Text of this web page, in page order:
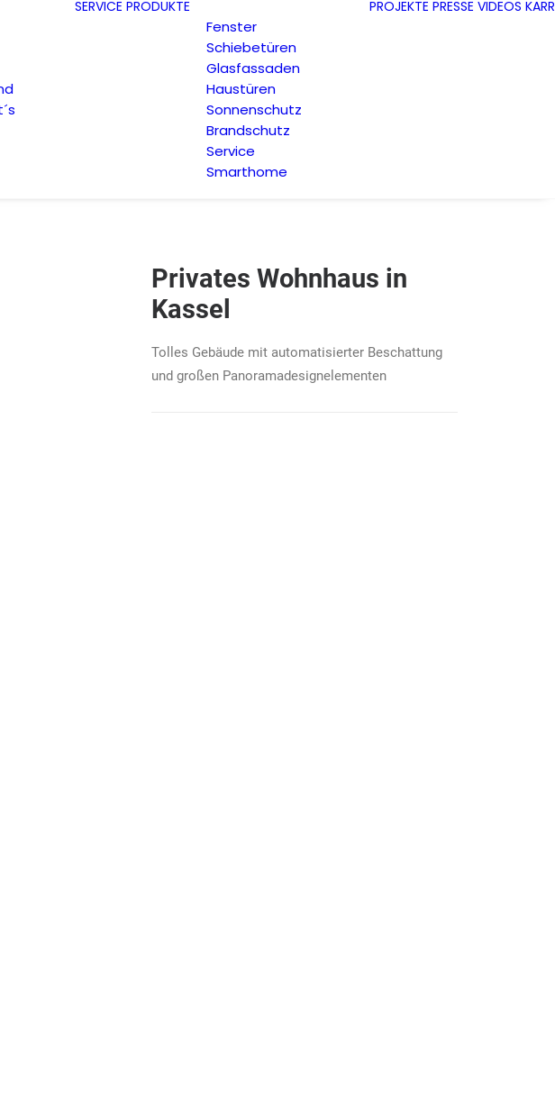
SERVICE PRODUKTE
Fenster
Schiebetüren
Glasfassaden
Haustüren
Sonnenschutz
Brandschutz
Service
Smarthome
PROJEKTE PRESSE VIDEOS
Privates Wohnhaus in
Kassel
Tolles Gebäude mit automatisierter Beschattung
und großen Panoramadesignelementen